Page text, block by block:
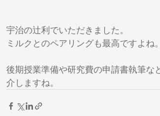
宇治の辻利でいただきました。
ミルクとのペアリングも最高ですよね。
後期授業準備や研究費の申請書執筆な
介しますね。